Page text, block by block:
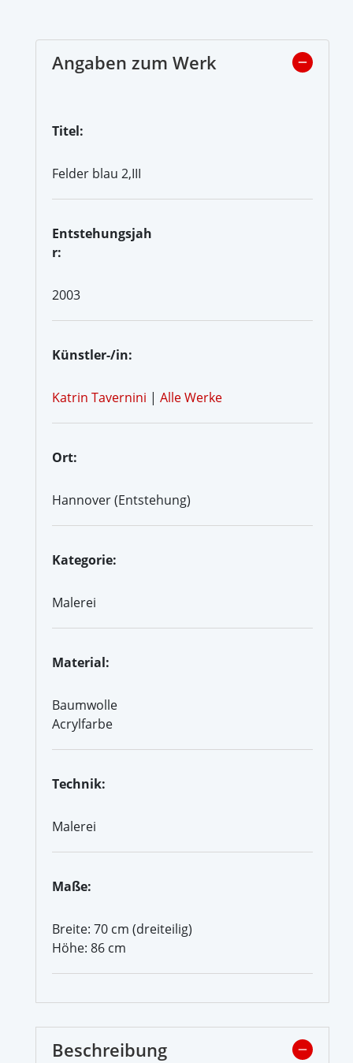
Angaben zum Werk
Titel:
Felder blau 2,III
Entstehungsjah
r:
2003
Künstler-/in:
Katrin Tavernini | Alle Werke
Ort:
Hannover (Entstehung)
Kategorie:
Malerei
Material:
Baumwolle
Acrylfarbe
Technik:
Malerei
Maße:
Breite: 70 cm (dreiteilig)
Höhe: 86 cm
Beschreibung